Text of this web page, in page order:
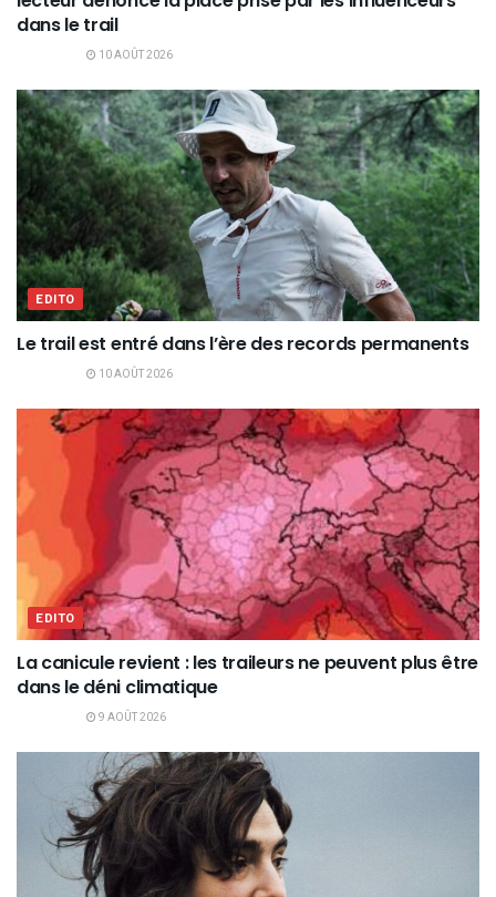
dans le trail
10 AOÛT 2026
EDITO
Le trail est entré dans l’ère des records permanents
10 AOÛT 2026
EDITO
La canicule revient : les traileurs ne peuvent plus être
dans le déni climatique
9 AOÛT 2026